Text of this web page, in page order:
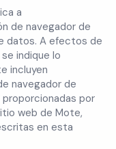
a
de navegador de
datos. A efectos de
indique lo
incluyen
navegador de
por
web de Mote,
en esta